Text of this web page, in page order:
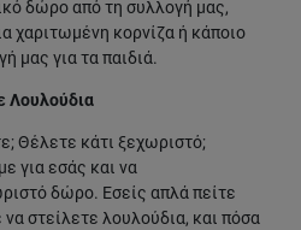
δώρο από τη συλλογή μας,
χαριτωμένη κορνίζα ή κάποιο
μας για τα παιδιά.
Λουλούδια
Θέλετε κάτι ξεχωριστό;
για εσάς και να
δώρο. Εσείς απλά πείτε
στείλετε λουλούδια, και πόσα